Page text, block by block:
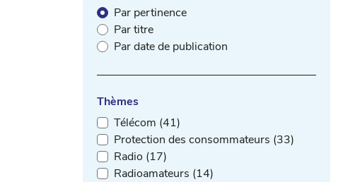
Par pertinence
Par titre
Par date de publication
Thèmes
Télécom (41)
Protection des consommateurs (33)
Radio (17)
Radioamateurs (14)